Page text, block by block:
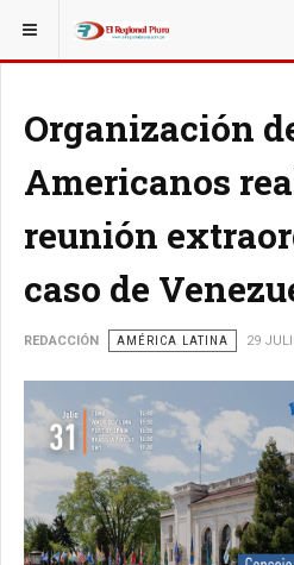
ESTÁ AQUÍ: MUNDO
Organización
Americanos
reunión
caso de
REDACCIÓN AMÉRICA LATINA 29